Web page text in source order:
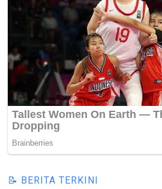
📝 BERITA TERKINI